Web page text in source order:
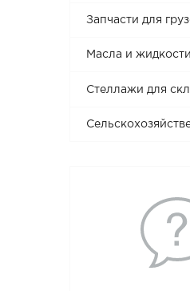
Запчасти для
Масла и жидкости
Стеллажи для